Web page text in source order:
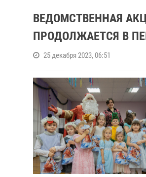
ВЕДОМСТВЕННАЯ
ПРОДОЛЖАЕТСЯ В
25 декабря 2023, 06:51